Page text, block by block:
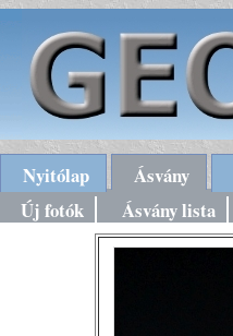
Nyitólap Ásvány
Új fotók
Ásvány lista